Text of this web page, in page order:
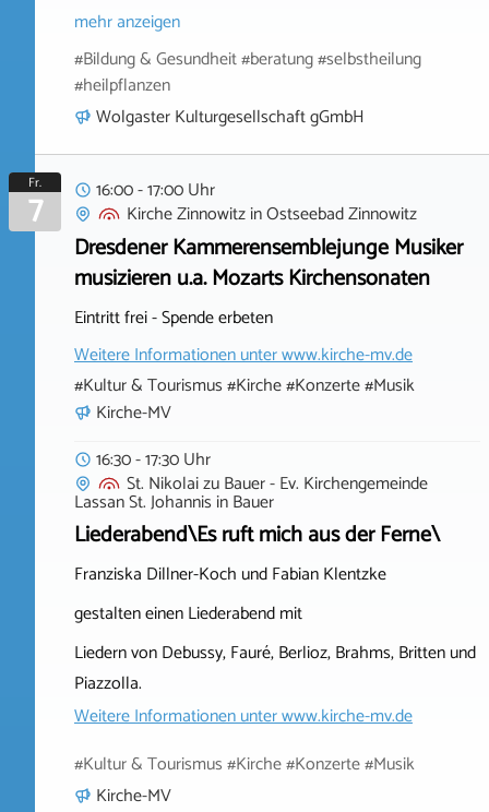
mehr anzeigen
#Bildung & Gesundheit #beratung #selbstheilung
#heilpflanzen
Wolgaster Kulturgesellschaft gGmbH
Fr.
7
16:00 - 17:00 Uhr
Kirche ZinnowitzinOstseebad Zinnowitz
Dresdener Kammerensemblejunge Musiker
musizieren u.a. Mozarts Kirchensonaten
Eintritt frei - Spende erbeten
Weitere Informationen unterwww.kirche-mv.de
#Kultur & Tourismus #Kirche #Konzerte #Musik
Kirche-MV
16:30 - 17:30 Uhr
St. Nikolai zu Bauer - Ev. Kirchengemeinde
Lassan St. Johannis inBauer
Liederabend\Es ruft mich aus der Ferne\
Franziska Dillner-Koch und Fabian Klentzke
gestalten einen Liederabend mit
Liedern von Debussy, Fauré, Berlioz, Brahms, Britten und
Piazzolla.
Weitere Informationen unterwww.kirche-mv.de
#Kultur & Tourismus #Kirche #Konzerte #Musik
Kirche-MV